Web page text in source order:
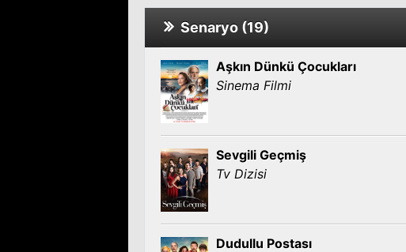
Senaryo (19)
Aşkın Dünkü Çocukları
Sinema Filmi
Sevgili Geçmiş
Tv Dizisi
Dudullu Postası